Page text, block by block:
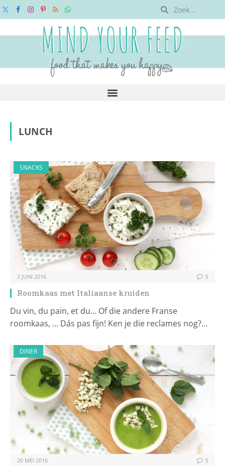
X
FacebookInstagram
Pinterest
RSSWhatsApp
LUNCH
SNACKS
2 JUNI 2016 3
Roomkaas met Italiaanse kruiden
Du vin, du pain, et du… Of die andere Franse
roomkaas, … Dás pas fijn! Ken je die reclames nog?…
DINER
20 MEI 2016 3